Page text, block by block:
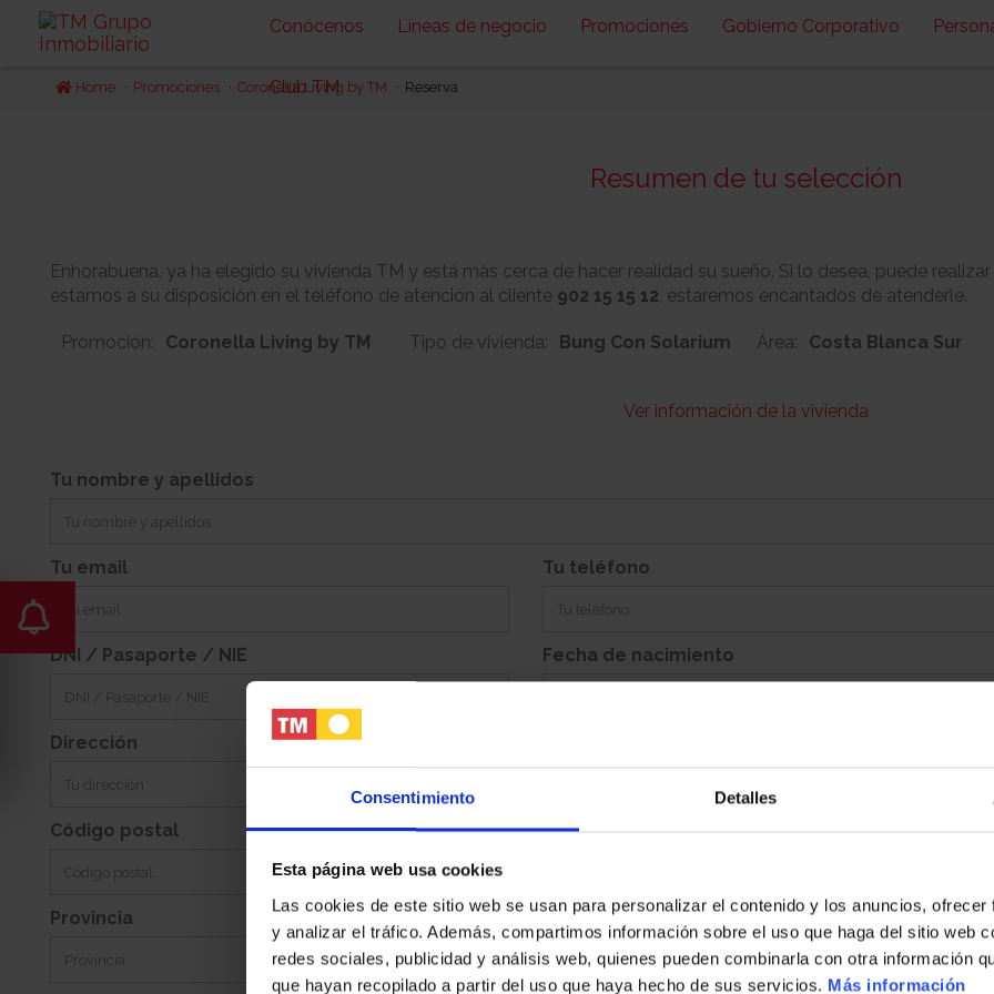
Consentimiento Detalles
Esta página web usa cookies
Las cookies de este sitio web se usan para personalizar el contenido y los anuncios,
y analizar el tráfico. Además, compartimos información sobre el uso que haga del sitio web
redes sociales, publicidad y análisis web, quienes pueden combinarla con otra información
que hayan recopilado a partir del uso que haya hecho de sus servicios. Más información
Conócenos Líneas de negocio Promociones Gobierno Corporativo
Club TM
Home Promociones Coronella Living by TM Reserva
Resumen de tu selección
Enhorabuena, ya ha elegido su vivienda TM y está más cerca de hacer realidad su sueño. Si lo desea, puede
estamos a su disposición en el teléfono de atención al cliente 902 15 15 12, estaremos encantados de atenderle.
Promoción: Coronella Living by TM Tipo de vivienda: Bung Con Solarium Área: Costa Blanca Sur
Ver información de la vivienda
4
Jardin: -
Tu nombre y apellidos
Tu email Tu teléfono
DNI / Pasaporte / NIE Fecha de nacimiento
Dirección
Código postal Población
Provincia País